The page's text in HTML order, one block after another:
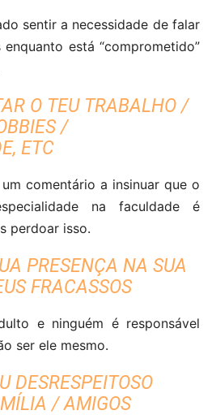
sentir a necessidade de falar
está “comprometido”
O TEU TRABALHO /
/
ETC
comentário a insinuar que o
na faculdade é
perdoar isso.
PRESENÇA NA SUA
FRACASSOS
e ninguém é responsável
ser ele mesmo.
DESRESPEITOSO
/ AMIGOS